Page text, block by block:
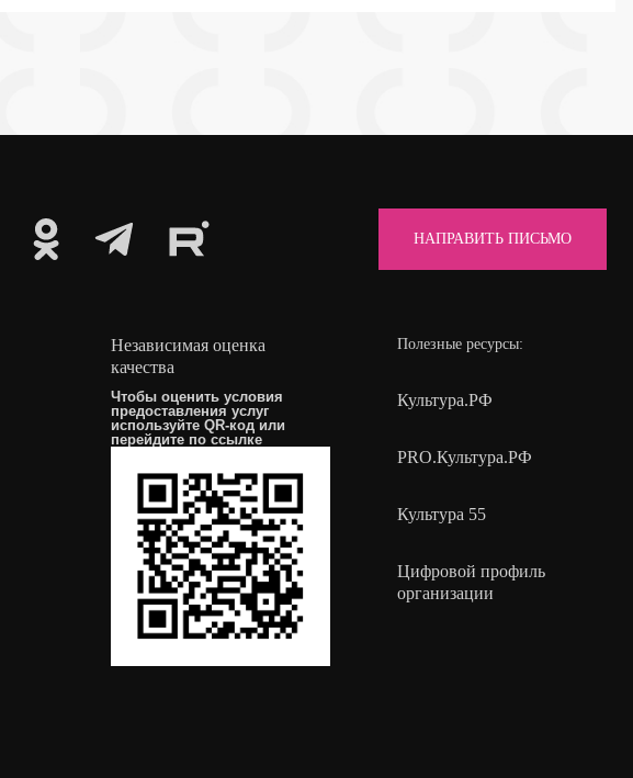
НАПРАВИТЬ ПИСЬМО
Независимая оценка
качества
Чтобы оценить условия
предоставления услуг
используйте QR-код или
перейдите поссылке
Полезные ресурсы:
Культура.РФ
PRO.Культура.РФ
Культура 55
Цифровой профиль
организации